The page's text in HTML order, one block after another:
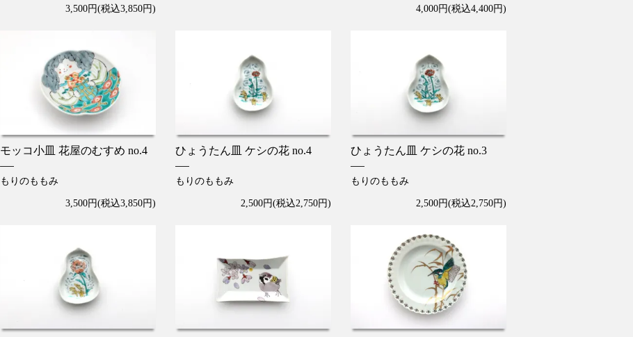
3,500円(税込3,850円) 4,000円(税込4,400円)
モッコ小皿 花屋のむすめ no.4
もりのももみ
3,500円(税込3,850円)
ひょうたん皿 ケシの花 no.4
もりのももみ
2,500円(税込2,750円)
ひょうたん皿 ケシの花 no.3
もりのももみ
2,500円(税込2,750円)